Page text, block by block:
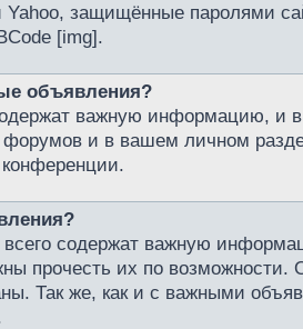
защищённые паролями
[img].
объявления?
важную информацию, и
форумов и в вашем личном
содержат важную
прочесть их по
Так же, как и с важными